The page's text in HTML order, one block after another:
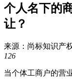
个人名下的
让？
来源：尚标知识产
126
当个体工商户的营